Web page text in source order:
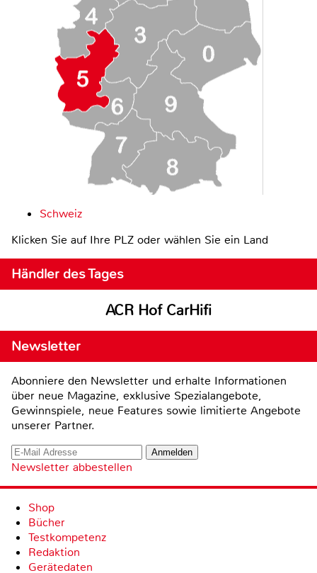
Schweiz
Klicken Sie auf Ihre PLZ oder wählen Sie ein Land
Händler des Tages
ACR Hof CarHifi
Newsletter
Abonniere den Newsletter und erhalte Informationen
über neue Magazine, exklusive Spezialangebote,
Gewinnspiele, neue Features sowie limitierte Angebote
unserer Partner.
Newsletter abbestellen
Shop
Bücher
Testkompetenz
Redaktion
Gerätedaten